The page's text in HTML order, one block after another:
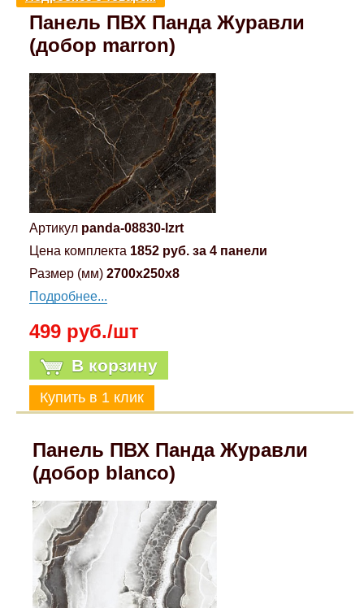
Панель ПВХ Панда Журавли
(добор marron)
Артикул panda-08830-lzrt
Цена комплекта 1852 руб. за 4 панели
Размер (мм) 2700x250x8
Подробнее...
499 руб./шт
В корзину
Панель ПВХ Панда Журавли
(добор blanco)
Компрессионные фитинги Poliext
Honda
Hyundai
Infinity
Kia
Lada
Lexus
Mazda
Mercedes-Benz
Mitsubishi
Renault
Suzuki
Toyota
Флуоресцентные краски
Шпатлевки, штукатурки
Эмали универсальные акриловые
Грунтовки, защитные лаки
Магнитные панели на холодильник